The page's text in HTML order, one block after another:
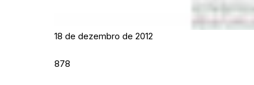
18 de dezembro de 2012
878